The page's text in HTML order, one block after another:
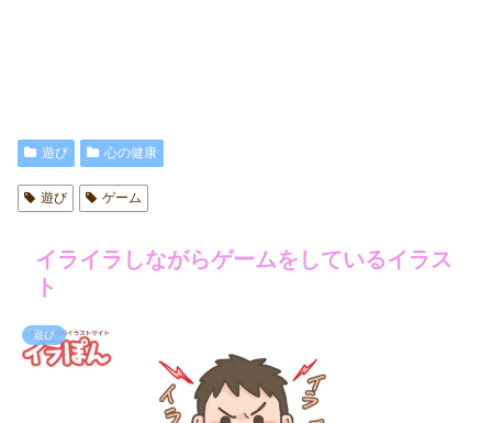
遊び 心の健康
遊び ゲーム
イライラしながらゲームをしているイラス
ト
遊び